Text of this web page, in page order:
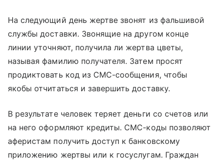
На следующий день жертве звонят из фальшивой
службы доставки. Звонящие на другом конце
линии уточняют, получила ли жертва цветы,
называя фамилию получателя. Затем просят
продиктовать код из СМС-сообщения, чтобы
якобы отчитаться и завершить доставку.
В результате человек теряет деньги со счетов или
на него оформляют кредиты. СМС-коды позволяют
аферистам получить доступ к банковскому
приложению жертвы или к госуслугам. Граждан